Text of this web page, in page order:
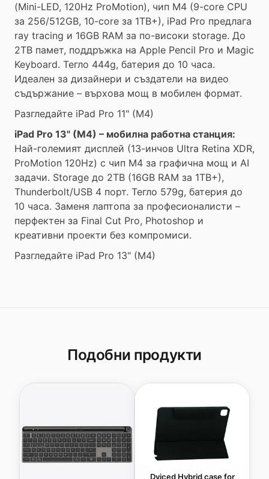
(Mini-LED, 120Hz ProMotion), чип M4 (9-core CPU
за 256/512GB, 10-core за 1TB+), iPad Pro предлага
ray tracing и 16GB RAM за по-високи storage. До
2TB памет, поддръжка на Apple Pencil Pro и Magic
Keyboard. Тегло 444g, батерия до 10 часа.
Идеален за дизайнери и създатели на видео
съдържание – върхова мощ в мобилен формат.
Разгледайте iPad Pro 11" (M4)
iPad Pro 13" (M4) – мобилна работна станция:
Най-големият дисплей (13-инчов Ultra Retina XDR,
ProMotion 120Hz) с чип M4 за графична мощ и AI
задачи. Storage до 2TB (16GB RAM за 1TB+),
Thunderbolt/USB 4 порт. Тегло 579g, батерия до
10 часа. Заменя лаптопа за професионалисти –
перфектен за Final Cut Pro, Photoshop и
креативни проекти без компромиси.
Разгледайте iPad Pro 13" (M4)
Подобни продукти
Dviced Hybrid case for